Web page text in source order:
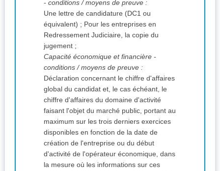
- conditions / moyens de preuve :
Une lettre de candidature (DC1 ou
équivalent) ; Pour les entreprises en
Redressement Judiciaire, la copie du
jugement ;
Capacité économique et financière -
conditions / moyens de preuve :
Déclaration concernant le chiffre d'affaires
global du candidat et, le cas échéant, le
chiffre d'affaires du domaine d'activité
faisant l'objet du marché public, portant au
maximum sur les trois derniers exercices
disponibles en fonction de la date de
création de l'entreprise ou du début
d'activité de l'opérateur économique, dans
la mesure où les informations sur ces